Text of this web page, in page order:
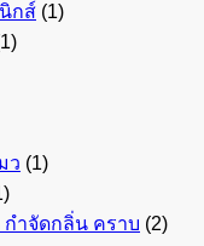
กส์ (1)
ว (1)
กำจัดกลิ่น คราบ (2)